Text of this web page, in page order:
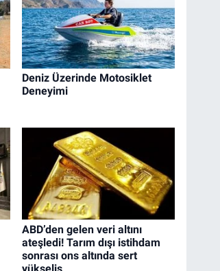
Deniz Üzerinde Motosiklet
Deneyimi
ABD’den gelen veri altını
ateşledi! Tarım dışı istihdam
sonrası ons altında sert
yükseliş